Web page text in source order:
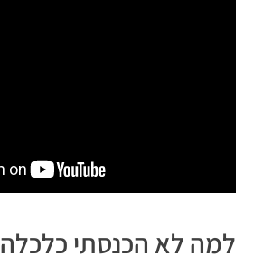
למה לא הכנסתי כלכלה